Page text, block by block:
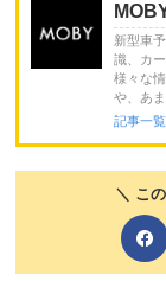
新型車
識、カ
様々な
や、あ
記事一
＼ こ